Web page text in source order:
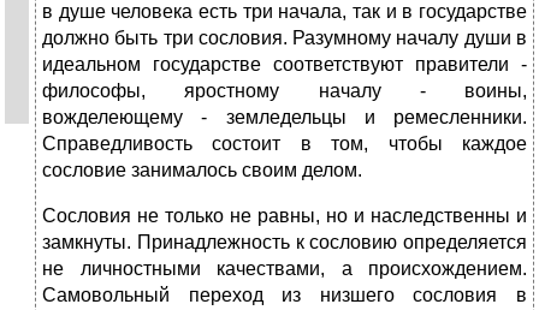
в душе человека есть три начала, так и в государстве
должно быть три сословия. Разумному началу души в
идеальном государстве соответствуют правители -
философы, яростному началу - воины,
вожделеющему - земледельцы и ремесленники.
Справедливость состоит в том, чтобы каждое
сословие занималось своим делом.
Сословия не только не равны, но и наследственны и
замкнуты. Принадлежность к сословию определяется
не личностными качествами, а происхождением.
Самовольный переход из низшего сословия в